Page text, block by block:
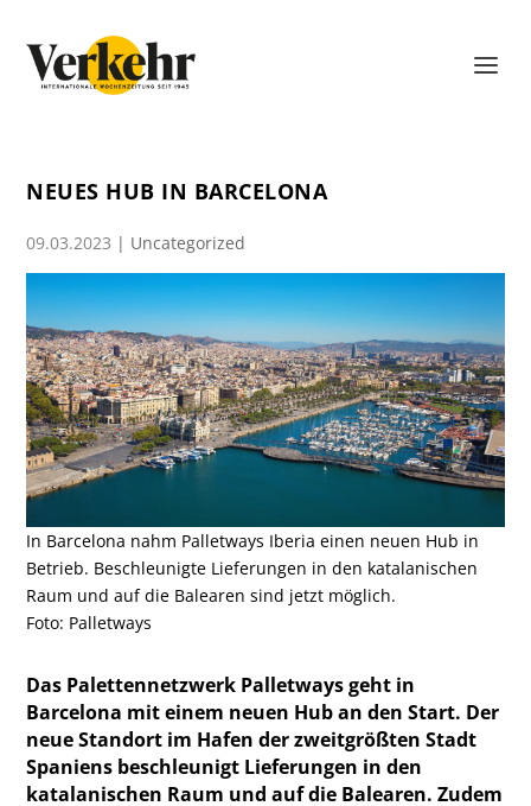
NEUES HUB IN BARCELONA
09.03.2023 | Uncategorized
In Barcelona nahm Palletways Iberia einen neuen Hub in
Betrieb. Beschleunigte Lieferungen in den katalanischen
Raum und auf die Balearen sind jetzt möglich.
Foto: Palletways
Das Palettennetzwerk Palletways geht in
Barcelona mit einem neuen Hub an den Start. Der
neue Standort im Hafen der zweitgrößten Stadt
Spaniens beschleunigt Lieferungen in den
katalanischen Raum und auf die Balearen. Zudem